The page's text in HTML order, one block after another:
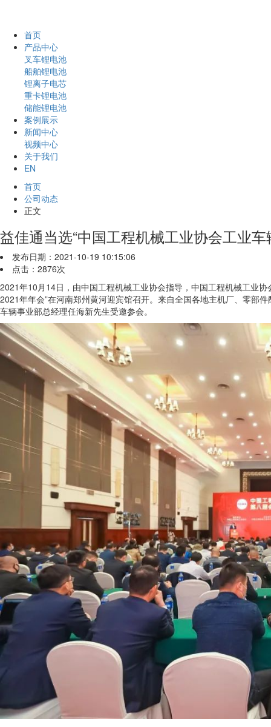
首页
产品中心
叉车锂电池
船舶锂电池
锂离子电芯
重卡锂电池
储能锂电池
案例展示
新闻中心
视频中心
关于我们
EN
首页
公司动态
正文
益佳通当选“中国工程机械工业协会工业
发布日期：2021-10-19 10:15:06
点击：2876次
2021年10月14日，由中国工程机械工业协会指导，中国工程机械工业
2021年年会”在河南郑州黄河迎宾馆召开。来自全国各地主机厂、零部
车辆事业部总经理任海新先生受邀参会。